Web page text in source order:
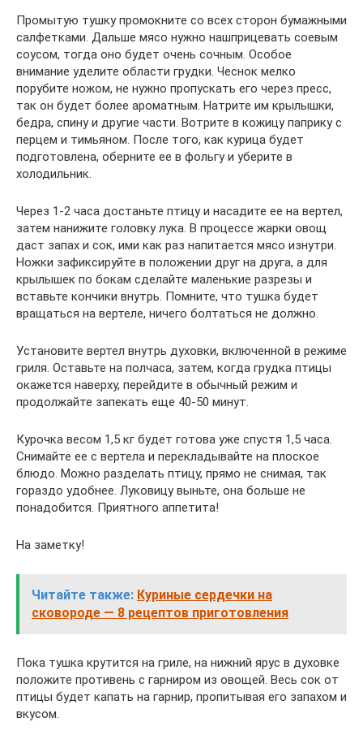
Промытую тушку промокните со всех сторон бумажными
салфетками. Дальше мясо нужно нашприцевать соевым
соусом, тогда оно будет очень сочным. Особое
внимание уделите области грудки. Чеснок мелко
порубите ножом, не нужно пропускать его через пресс,
так он будет более ароматным. Натрите им крылышки,
бедра, спину и другие части. Вотрите в кожицу паприку с
перцем и тимьяном. После того, как курица будет
подготовлена, оберните ее в фольгу и уберите в
холодильник.
Через 1-2 часа достаньте птицу и насадите ее на вертел,
затем нанижите головку лука. В процессе жарки овощ
даст запах и сок, ими как раз напитается мясо изнутри.
Ножки зафиксируйте в положении друг на друга, а для
крылышек по бокам сделайте маленькие разрезы и
вставьте кончики внутрь. Помните, что тушка будет
вращаться на вертеле, ничего болтаться не должно.
Установите вертел внутрь духовки, включенной в режиме
гриля. Оставьте на полчаса, затем, когда грудка птицы
окажется наверху, перейдите в обычный режим и
продолжайте запекать еще 40-50 минут.
Курочка весом 1,5 кг будет готова уже спустя 1,5 часа.
Снимайте ее с вертела и перекладывайте на плоское
блюдо. Можно разделать птицу, прямо не снимая, так
гораздо удобнее. Луковицу выньте, она больше не
понадобится. Приятного аппетита!
На заметку!
Читайте также: Куриные сердечки на
сковороде — 8 рецептов приготовления
Пока тушка крутится на гриле, на нижний ярус в духовке
положите противень с гарниром из овощей. Весь сок от
птицы будет капать на гарнир, пропитывая его запахом и
вкусом.